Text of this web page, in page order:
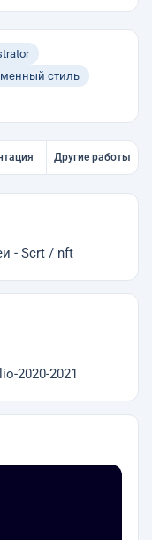
стиль
Другие работы
- Scrt / nft
2020-2021